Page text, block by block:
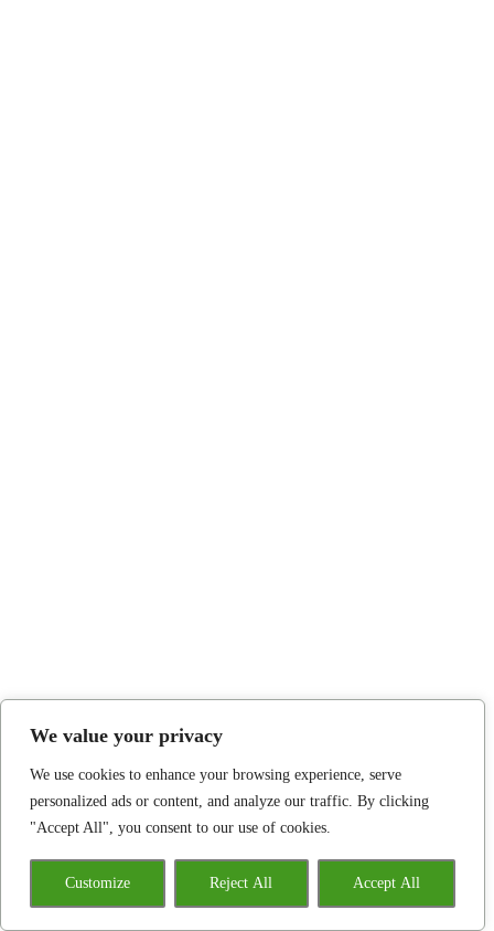
We value your privacy
We use cookies to enhance your browsing experience, serve
personalized ads or content, and analyze our traffic. By clicking
"Accept All", you consent to our use of cookies.
Customize Reject All Accept All